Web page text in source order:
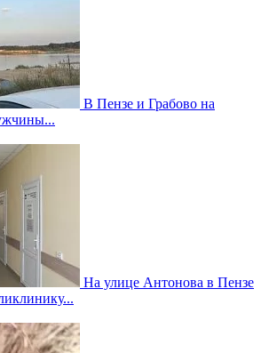
В Пензе и Грабово на
На улице Антонова в Пензе